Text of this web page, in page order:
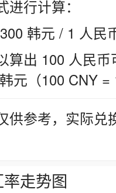
行计算：
韩元 / 1 人民
算出 100 人民
元（100 CNY =
供参考，实际
走势图